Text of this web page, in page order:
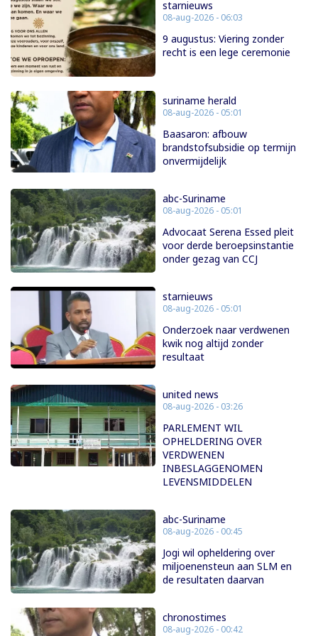
starnieuws
08-aug-2026 - 06:03
9 augustus: Viering zonder
recht is een lege ceremonie
suriname herald
08-aug-2026 - 05:01
Baasaron: afbouw
brandstofsubsidie op termijn
onvermijdelijk
abc-Suriname
08-aug-2026 - 05:01
Advocaat Serena Essed pleit
voor derde beroepsinstantie
onder gezag van CCJ
starnieuws
08-aug-2026 - 05:01
Onderzoek naar verdwenen
kwik nog altijd zonder
resultaat
united news
08-aug-2026 - 03:26
PARLEMENT WIL
OPHELDERING OVER
VERDWENEN
INBESLAGGENOMEN
LEVENSMIDDELEN
abc-Suriname
08-aug-2026 - 00:45
Jogi wil opheldering over
miljoenensteun aan SLM en
de resultaten daarvan
chronostimes
08-aug-2026 - 00:42